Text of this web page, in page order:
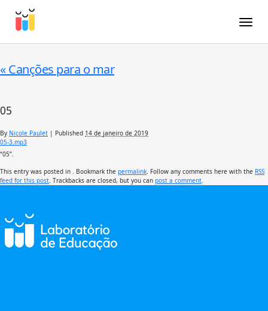
«Canções para o mar
05
By Nicole Paulet | Published 14 de janeiro de 2019
05-3.mp3
“05”.
This entry was posted in . Bookmark the permalink . Follow any comments here with the RSS
feed for this post . Trackbacks are closed, but you can post a comment